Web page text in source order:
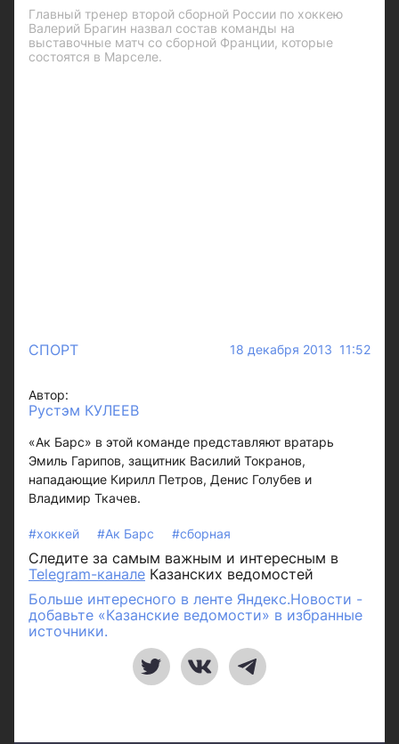
Главный тренер второй сборной России по хоккею
Валерий Брагин назвал состав команды на
выставочные матч со сборной Франции, которые
состоятся в Марселе.
СПОРТ 18 декабря 2013 11:52
Автор:
Рустэм КУЛЕЕВ
«Ак Барс» в этой команде представляют вратарь
Эмиль Гарипов, защитник Василий Токранов,
нападающие Кирилл Петров, Денис Голубев и
Владимир Ткачев.
#хоккей #Ак Барс #сборная
Следите за самым важным и интересным в
Telegram-канале Казанских ведомостей
Больше интересного в ленте Яндекс.Новости -
добавьте «Казанские ведомости» в избранные
источники.